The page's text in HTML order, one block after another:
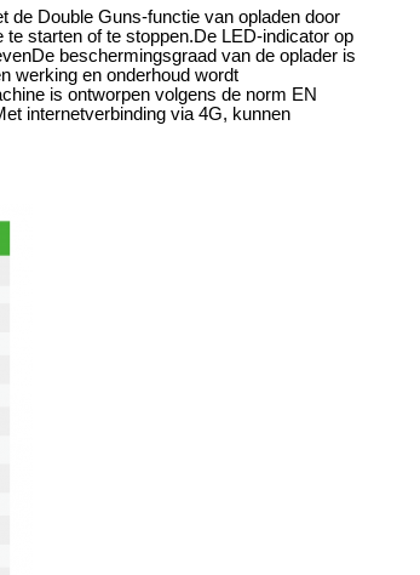
de Double Guns-functie van opladen door
starten of te stoppen.De LED-indicator op
beschermingsgraad van de oplader is
werking en onderhoud wordt
is ontworpen volgens de norm EN
internetverbinding via 4G, kunnen